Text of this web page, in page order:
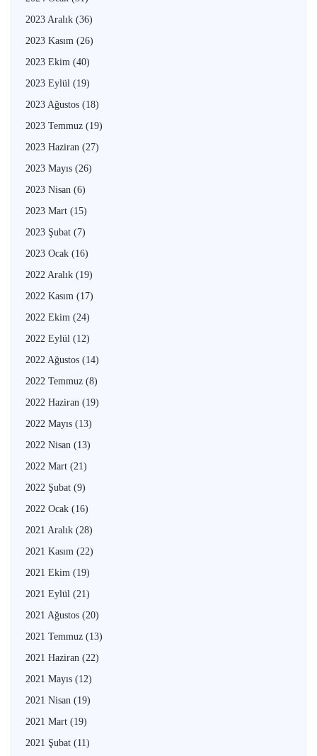
2023 Aralık (36)
2023 Kasım (26)
2023 Ekim (40)
2023 Eylül (19)
2023 Ağustos (18)
2023 Temmuz (19)
2023 Haziran (27)
2023 Mayıs (26)
2023 Nisan (6)
2023 Mart (15)
2023 Şubat (7)
2023 Ocak (16)
2022 Aralık (19)
2022 Kasım (17)
2022 Ekim (24)
2022 Eylül (12)
2022 Ağustos (14)
2022 Temmuz (8)
2022 Haziran (19)
2022 Mayıs (13)
2022 Nisan (13)
2022 Mart (21)
2022 Şubat (9)
2022 Ocak (16)
2021 Aralık (28)
2021 Kasım (22)
2021 Ekim (19)
2021 Eylül (21)
2021 Ağustos (20)
2021 Temmuz (13)
2021 Haziran (22)
2021 Mayıs (12)
2021 Nisan (19)
2021 Mart (19)
2021 Şubat (11)